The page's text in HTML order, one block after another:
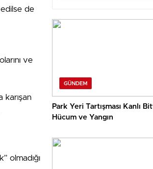
de
ve
karışan
olmadığı
GÜNDEM
Park Yeri Tartışması Kanlı
Hücum ve Yangın